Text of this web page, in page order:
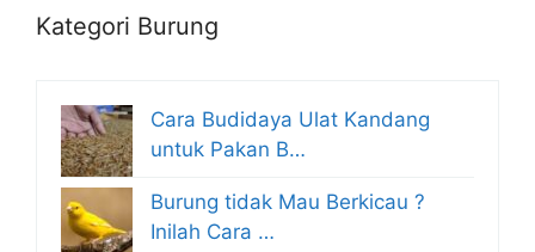
Kategori Burung
Cara Budidaya Ulat Kandang
untuk Pakan B…
Burung tidak Mau Berkicau ?
Inilah Cara …